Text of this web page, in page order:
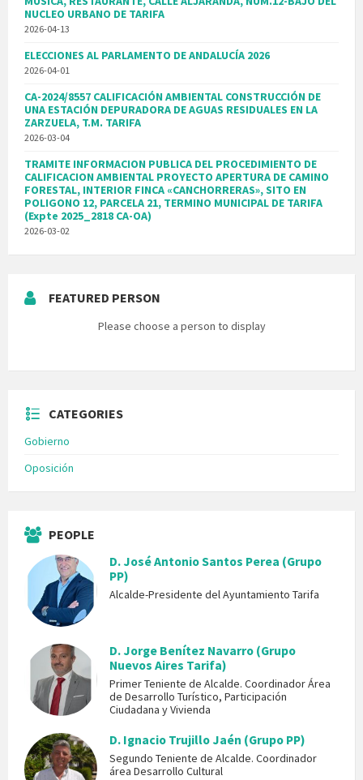
NUCLEO URBANO DE TARIFA
2026-04-13
ELECCIONES AL PARLAMENTO DE ANDALUCÍA 2026
2026-04-01
CA-2024/8557 CALIFICACIÓN AMBIENTAL CONSTRUCCIÓN DE
UNA ESTACIÓN DEPURADORA DE AGUAS RESIDUALES EN LA
ZARZUELA, T.M. TARIFA
2026-03-04
TRAMITE INFORMACION PUBLICA DEL PROCEDIMIENTO DE
CALIFICACION AMBIENTAL PROYECTO APERTURA DE CAMINO
FORESTAL, INTERIOR FINCA «CANCHORRERAS», SITO EN
POLIGONO 12, PARCELA 21, TERMINO MUNICIPAL DE TARIFA
(Expte 2025_2818 CA-OA)
2026-03-02
FEATURED PERSON
Please choose a person to display
CATEGORIES
Gobierno
Oposición
PEOPLE
D. José Antonio Santos Perea (Grupo
PP)
Alcalde-Presidente del Ayuntamiento Tarifa
D. Jorge Benítez Navarro (Grupo
Nuevos Aires Tarifa)
Primer Teniente de Alcalde. Coordinador Área
de Desarrollo Turístico, Participación
Ciudadana y Vivienda
D. Ignacio Trujillo Jaén (Grupo PP)
Segundo Teniente de Alcalde. Coordinador
área Desarrollo Cultural